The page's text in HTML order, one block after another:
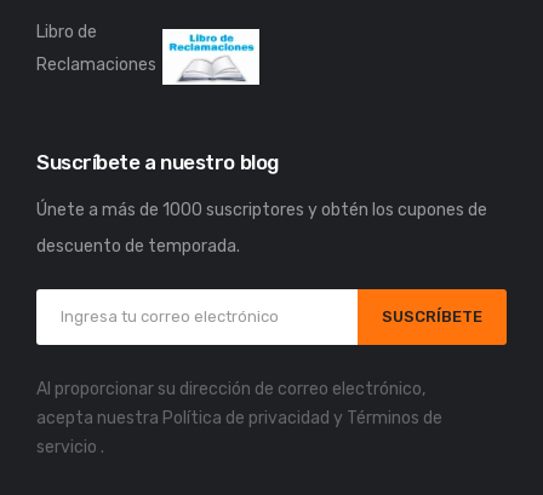
Libro de
Reclamaciones
Suscríbete a nuestro blog
Únete a más de 1000 suscriptores y obtén los cupones de
descuento de temporada.
SUSCRÍBETE
Al proporcionar su dirección de correo electrónico,
acepta nuestra Política de privacidad y Términos de
servicio .